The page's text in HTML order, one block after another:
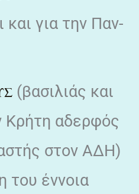
και για την Παν-
(βασιλιάς και
Κρήτη αδερφός
στον ΑΔΗ)
του έννοια